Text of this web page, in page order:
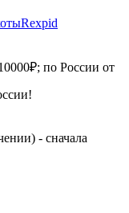
Rexpid
по России от
- сначала